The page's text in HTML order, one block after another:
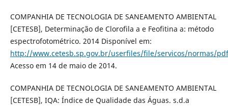
COMPANHIA DE TECNOLOGIA DE SANEAMENTO AMBIENTAL
[CETESB], Determinação de Clorofila a e Feofitina a: método
espectrofotométrico. 2014 Disponível em:
http://www.cetesb.sp.gov.br/userfiles/file/servicos/normas/
Acesso em 14 de maio de 2014.
COMPANHIA DE TECNOLOGIA DE SANEAMENTO AMBIENTAL
[CETESB], IQA: Índice de Qualidade das Águas. s.d.a